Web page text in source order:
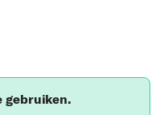
gebruiken.